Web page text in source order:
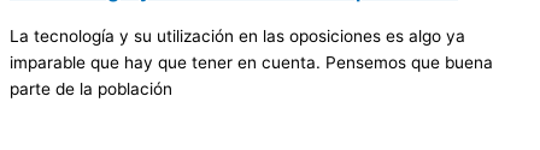
La tecnología y su utilización en las oposiciones es algo ya
imparable que hay que tener en cuenta. Pensemos que buena
parte de la población